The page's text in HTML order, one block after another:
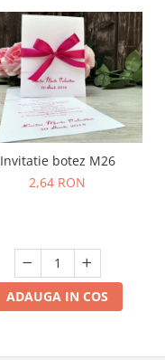
Invitatie botez M26
2,64 RON
ADAUGA IN COS